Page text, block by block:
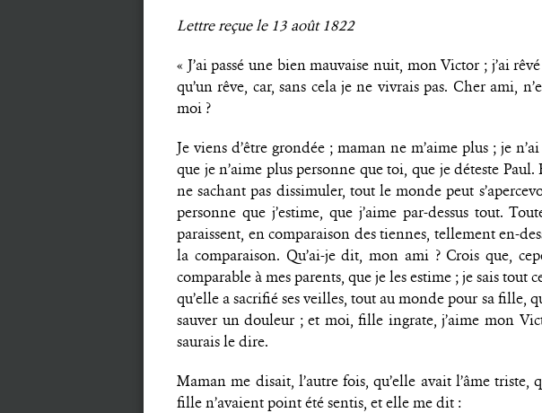
Lettre reçue le 13 août 1822
« J’ai passé une bien mauvaise nuit, mon Victor ; j’ai
qu’un rêve, car, sans cela je ne vivrais pas. Cher ami,
moi ?
Je viens d’être grondée ; maman ne m’aime plus ; je
que je n’aime plus personne que toi, que je déteste Paul.
ne sachant pas dissimuler, tout le monde peut
personne que j’estime, que j’aime par-dessus tout.
paraissent, en comparaison des tiennes, tellement en-
la comparaison. Qu’ai-je dit, mon ami ? Crois que,
comparable à mes parents, que je les estime ; je sais tout
qu’elle a sacrifié ses veilles, tout au monde pour sa fille,
sauver un douleur ; et moi, fille ingrate, j’aime mon
saurais le dire.
Maman me disait, l’autre fois, qu’elle avait l’âme triste,
fille n’avaient point été sentis, et elle me dit :